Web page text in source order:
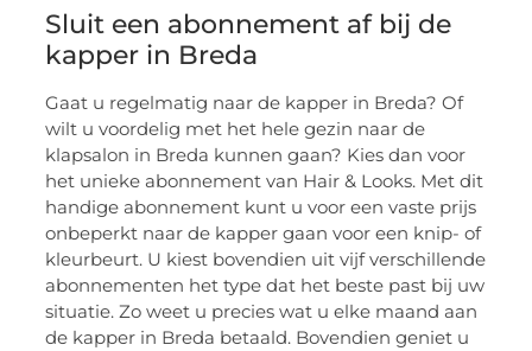
Sluit een abonnement af bij de
kapper in Breda
Gaat u regelmatig naar de kapper in Breda? Of
wilt u voordelig met het hele gezin naar de
klapsalon in Breda kunnen gaan? Kies dan voor
het unieke abonnement van Hair & Looks. Met dit
handige abonnement kunt u voor een vaste prijs
onbeperkt naar de kapper gaan voor een knip- of
kleurbeurt. U kiest bovendien uit vijf verschillende
abonnementen het type dat het beste past bij uw
situatie. Zo weet u precies wat u elke maand aan
de kapper in Breda betaald. Bovendien geniet u